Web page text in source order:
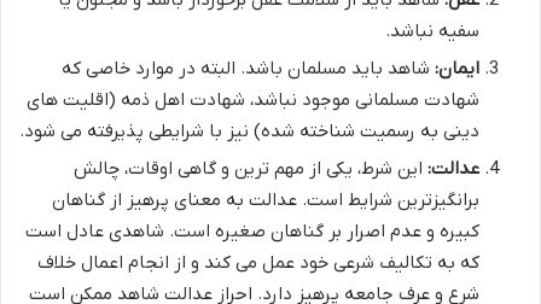
سفیه نباشد.
ایمان: شاهد باید مسلمان باشد. البته در موارد خاصی که
شهادت مسلمانی موجود نباشد، شهادت اهل ذمه (اقلیت های
دینی به رسمیت شناخته شده) نیز با شرایطی پذیرفته می شود.
عدالت: این شرط، یکی از مهم ترین و گاهی اوقات، چالش
برانگیزترین شرایط است. عدالت به معنای پرهیز از گناهان
کبیره و عدم اصرار بر گناهان صغیره است. شاهدی عادل است
که به تکالیف شرعی خود عمل می کند و از انجام اعمال خلاف
شرع و عرف جامعه پرهیز دارد. احراز عدالت شاهد ممکن است